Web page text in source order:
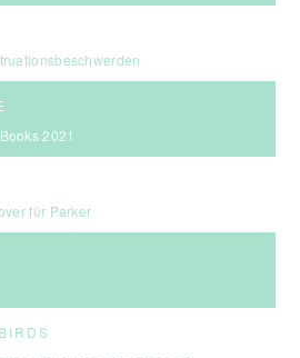
2021
für Parker